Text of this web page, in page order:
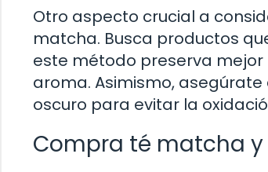
Otro aspecto crucial a
matcha. Busca productos
este método preserva mejor
aroma. Asimismo,
oscuro para evitar la
Compra té matcha